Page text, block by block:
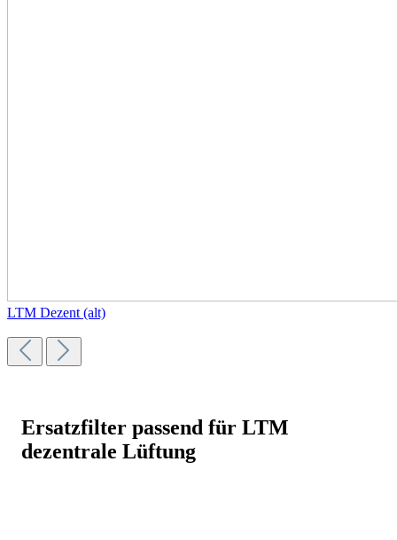
LTM Dezent (alt)
Ersatzfilter passend für LTM
dezentrale Lüftung